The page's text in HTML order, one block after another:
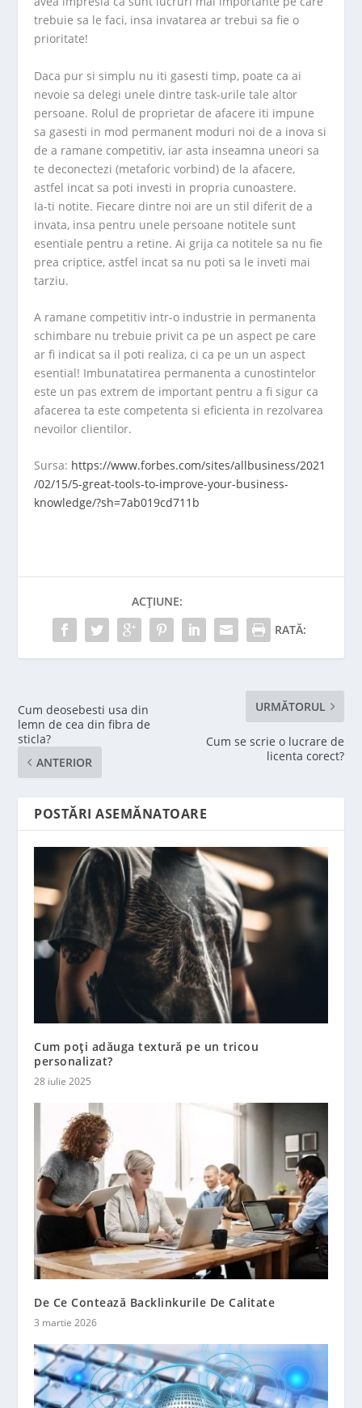
trebuie sa le faci, insa invatarea ar trebui sa fie o
prioritate!
Daca pur si simplu nu iti gasesti timp, poate ca ai
nevoie sa delegi unele dintre task-urile tale altor
persoane. Rolul de proprietar de afacere iti impune
sa gasesti in mod permanent moduri noi de a inova si
de a ramane competitiv, iar asta inseamna uneori sa
te deconectezi (metaforic vorbind) de la afacere,
astfel incat sa poti investi in propria cunoastere.
Ia-ti notite. Fiecare dintre noi are un stil diferit de a
invata, insa pentru unele persoane notitele sunt
esentiale pentru a retine. Ai grija ca notitele sa nu fie
prea criptice, astfel incat sa nu poti sa le inveti mai
tarziu.
A ramane competitiv intr-o industrie in permanenta
schimbare nu trebuie privit ca pe un aspect pe care
ar fi indicat sa il poti realiza, ci ca pe un un aspect
esential! Imbunatatirea permanenta a cunostintelor
este un pas extrem de important pentru a fi sigur ca
afacerea ta este competenta si eficienta in rezolvarea
nevoilor clientilor.
Sursa: https://www.forbes.com/sites/allbusiness/2021
/02/15/5-great-tools-to-improve-your-business-
knowledge/?sh=7ab019cd711b
ACȚIUNE:
RATĂ:
Cum deosebesti usa din
lemn de cea din fibra de
sticla?
ANTERIOR
URMĂTORUL
Cum se scrie o lucrare de
licenta corect?
POSTĂRI ASEMĂNATOARE
Cum poți adăuga textură pe un tricou
personalizat?
28 iulie 2025
De Ce Contează Backlinkurile De Calitate
3 martie 2026